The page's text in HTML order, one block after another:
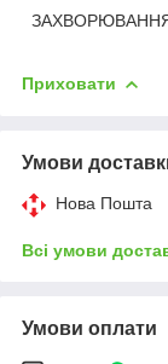
Приховати
Умови
Нова Пошта
Всі умови
Умови оплати